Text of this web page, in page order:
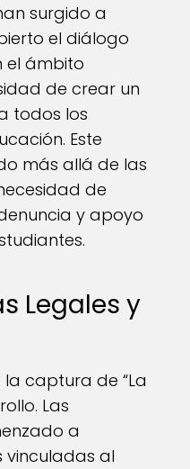
surgido a
el diálogo
el ámbito
de crear un
todos los
Este
más allá de las
de
y apoyo
Legales y
captura de “La
Las
a
vinculadas al